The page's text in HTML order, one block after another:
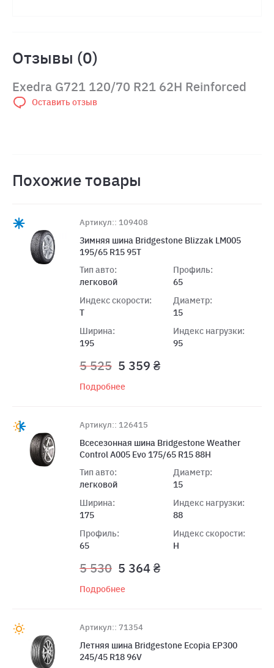
Отзывы (0)
Exedra G721 120/70 R21 62H Reinforced
Оставить отзыв
Похожие товары
Артикул:: 109408
Зимняя шина Bridgestone Blizzak LM005
195/65 R15 95T
Тип авто:
легковой
Индекс скорости:
T
Ширина:
195
Профиль:
65
Диаметр:
15
Индекс нагрузки:
95
5 525 5 359 ₴
Подробнее
Артикул:: 126415
Всесезонная шина Bridgestone Weather
Control A005 Evo 175/65 R15 88H
Тип авто:
легковой
Ширина:
175
Профиль:
65
Диаметр:
15
Индекс нагрузки:
88
Индекс скорости:
H
5 530 5 364 ₴
Подробнее
Артикул:: 71354
Летняя шина Bridgestone Ecopia EP300
245/45 R18 96V